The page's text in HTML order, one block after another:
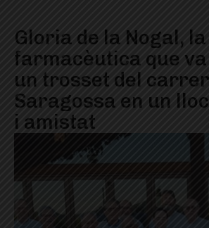
Gloria de la Nogal, la
farmacèutica que
un trosset del carrer
Saragossa en un
i amistat